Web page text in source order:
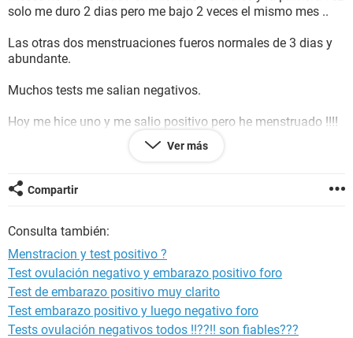
GLOSARIO
solo me duro 2 dias pero me bajo 2 veces el mismo mes ..
Las otras dos menstruaciones fueros normales de 3 dias y
abundante.
Muchos tests me salian negativos.
Hoy me hice uno y me salio positivo pero he menstruado !!!!
A que se debe ? PORFAVOR RESPONDAN !
Gracias
Ver más
Compartir
Consulta también:
Menstracion y test positivo ?
Test ovulación negativo y embarazo positivo foro
Test de embarazo positivo muy clarito
Test embarazo positivo y luego negativo foro
Tests ovulación negativos todos !!??!! son fiables???